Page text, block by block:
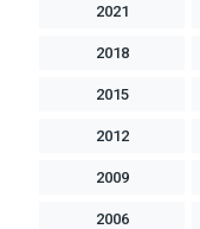
2021
2018
2015
2012
2009
2006